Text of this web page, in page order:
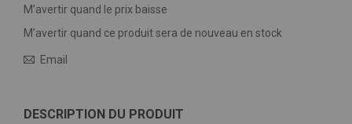
M’avertir quand le prix baisse
M’avertir quand ce produit sera de nouveau en stock
Email
DESCRIPTION DU PRODUIT